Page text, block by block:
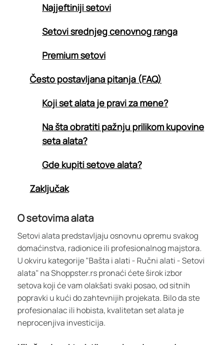
Najjeftiniji setovi
Setovi srednjeg cenovnog ranga
Premium setovi
Često postavljana pitanja (FAQ)
Koji set alata je pravi za mene?
Na šta obratiti pažnju prilikom kupovine
seta alata?
Gde kupiti setove alata?
Zaključak
O setovima alata
Setovi alata predstavljaju osnovnu opremu svakog
domaćinstva, radionice ili profesionalnog majstora.
U okviru kategorije "Bašta i alati - Ručni alati - Setovi
alata" na Shoppster.rs pronaći ćete širok izbor
setova koji će vam olakšati svaki posao, od sitnih
popravki u kući do zahtevnijih projekata. Bilo da ste
profesionalac ili hobista, kvalitetan set alata je
neprocenjiva investicija.